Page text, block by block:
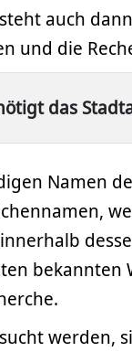
auch
und die
das
Namen
bekannten
werden,